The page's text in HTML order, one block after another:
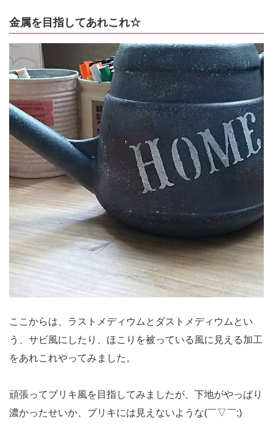
金属を目指してあれこれ☆
ここからは、ラストメディウムとダストメディウムとい
う、サビ風にしたり、ほこりを被っている風に見える加工
をあれこれやってみました。
頑張ってブリキ風を目指してみましたが、下地がやっぱり
濃かったせいか、ブリキには見えないような(￣▽￣;)